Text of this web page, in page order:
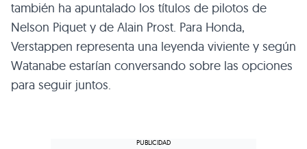
también ha apuntalado los títulos de pilotos de
Nelson Piquet y de Alain Prost. Para Honda,
Verstappen representa una leyenda viviente y según
Watanabe estarían conversando sobre las opciones
para seguir juntos.